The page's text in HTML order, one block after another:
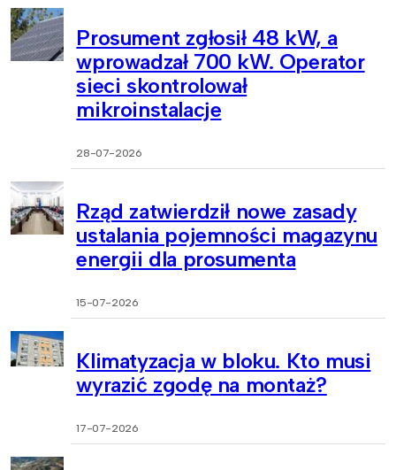
Prosument zgłosił 48 kW, a
wprowadzał 700 kW. Operator
sieci skontrolował
mikroinstalacje
28-07-2026
Rząd zatwierdził nowe zasady
ustalania pojemności magazynu
energii dla prosumenta
15-07-2026
Klimatyzacja w bloku. Kto musi
wyrazić zgodę na montaż?
17-07-2026